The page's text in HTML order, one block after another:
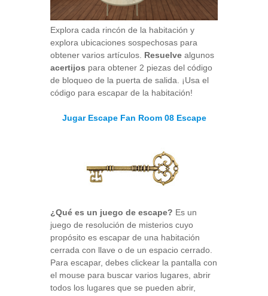
Explora cada rincón de la habitación y
explora ubicaciones sospechosas para
obtener varios artículos. Resuelve algunos
acertijos para obtener 2 piezas del código
de bloqueo de la puerta de salida. ¡Usa el
código para escapar de la habitación!
Jugar Escape Fan Room 08 Escape
¿Qué es un juego de escape? Es un
juego de resolución de misterios cuyo
propósito es escapar de una habitación
cerrada con llave o de un espacio cerrado.
Para escapar, debes clickear la pantalla con
el mouse para buscar varios lugares, abrir
todos los lugares que se pueden abrir,